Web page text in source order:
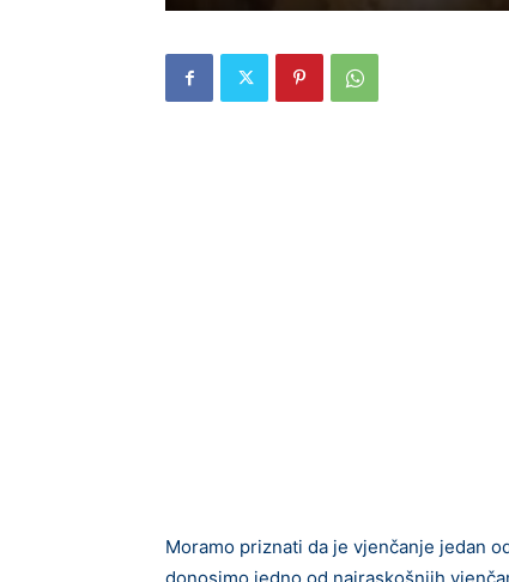
Moramo priznati da je vjenčanje jedan